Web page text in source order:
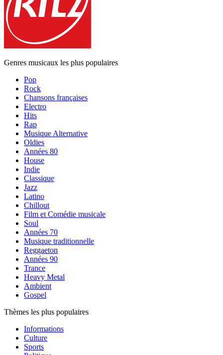
Genres musicaux les plus populaires
Pop
Rock
Chansons françaises
Electro
Hits
Rap
Musique Alternative
Oldies
Années 80
House
Indie
Classique
Jazz
Latino
Chillout
Film et Comédie musicale
Soul
Années 70
Musique traditionnelle
Reggaeton
Années 90
Trance
Heavy Metal
Ambient
Gospel
Thèmes les plus populaires
Informations
Culture
Sports